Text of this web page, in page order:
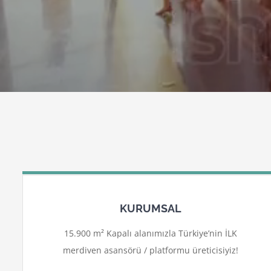
KURUMSAL
15.900 m² Kapalı alanımızla Türkiye’nin İLK
merdiven asansörü / platformu üreticisiyiz!